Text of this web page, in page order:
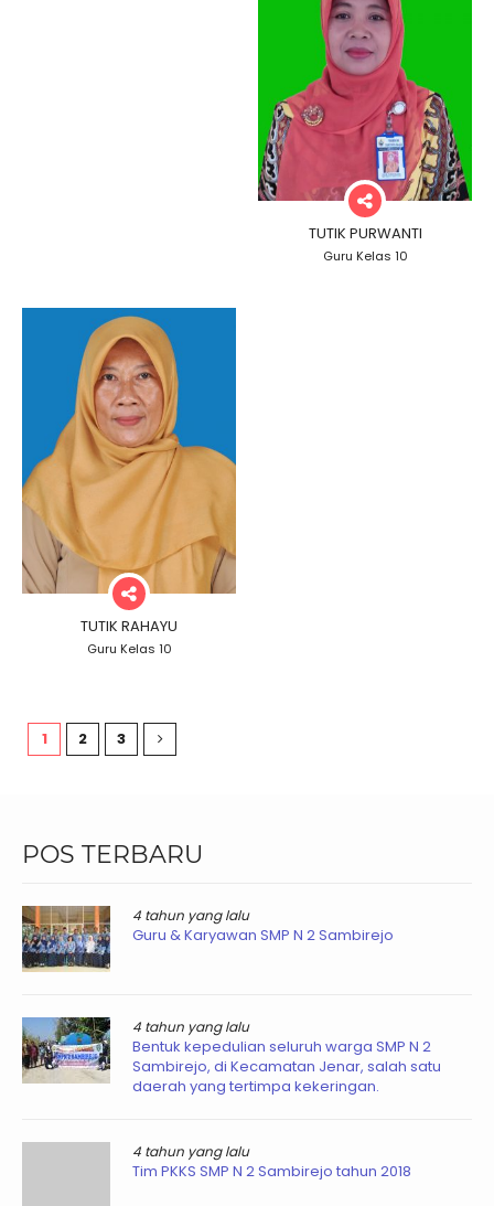
TUTIK PURWANTI
Guru Kelas 10
TUTIK RAHAYU
Guru Kelas 10
1 2 3
POS TERBARU
4 tahun yang lalu
Guru & Karyawan SMP N 2 Sambirejo
4 tahun yang lalu
Bentuk kepedulian seluruh warga SMP N 2
Sambirejo, di Kecamatan Jenar, salah satu
daerah yang tertimpa kekeringan.
4 tahun yang lalu
Tim PKKS SMP N 2 Sambirejo tahun 2018